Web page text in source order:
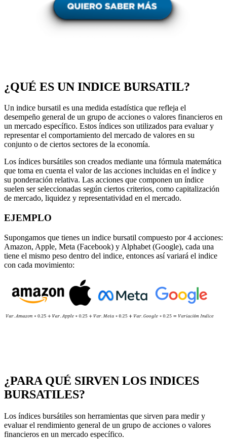
¿QUÉ ES UN INDICE BURSATIL?
Un indice bursatil es una medida estadística que refleja el
desempeño general de un grupo de acciones o valores financieros en
un mercado específico. Estos índices son utilizados para evaluar y
representar el comportamiento del mercado de valores en su
conjunto o de ciertos sectores de la economía.
Los índices bursátiles son creados mediante una fórmula matemática
que toma en cuenta el valor de las acciones incluidas en el índice y
su ponderación relativa. Las acciones que componen un índice
suelen ser seleccionadas según ciertos criterios, como capitalización
de mercado, liquidez y representatividad en el mercado.
EJEMPLO
Supongamos que tienes un indice bursatil compuesto por 4 acciones:
Amazon, Apple, Meta (Facebook) y Alphabet (Google), cada una
tiene el mismo peso dentro del indice, entonces así variará el indice
con cada movimiento:
¿PARA QUÉ SIRVEN LOS INDICES
BURSATILES?
Los índices bursátiles son herramientas que sirven para medir y
evaluar el rendimiento general de un grupo de acciones o valores
financieros en un mercado específico.